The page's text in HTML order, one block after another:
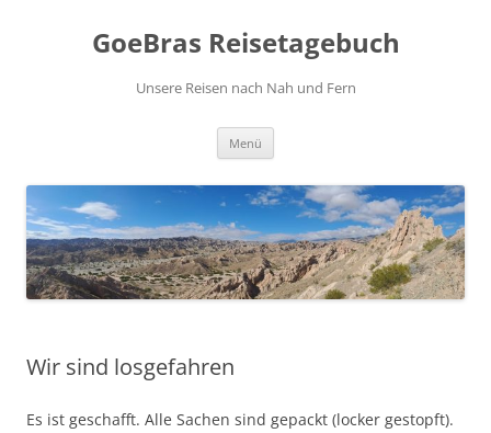
GoeBras Reisetagebuch
Unsere Reisen nach Nah und Fern
Menü
Wir sind losgefahren
Es ist geschafft. Alle Sachen sind gepackt (locker gestopft).